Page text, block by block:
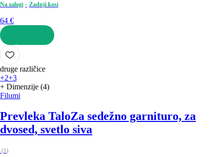
Na zalogi
Zadnji kosi
64 €
V KOŠARICO
druge različice
+2+3
+ Dimenzije (4)
Filumi
Prevleka TaloZa sedežno garnituro, za
dvosed, svetlo siva
(1)